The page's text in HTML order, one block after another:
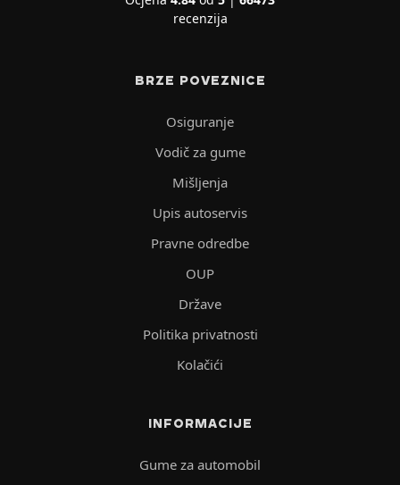
recenzija
BRZE POVEZNICE
Osiguranje
Vodič za gume
Mišljenja
Upis autoservis
Pravne odredbe
OUP
Države
Politika privatnosti
Kolačići
INFORMACIJE
Gume za automobil